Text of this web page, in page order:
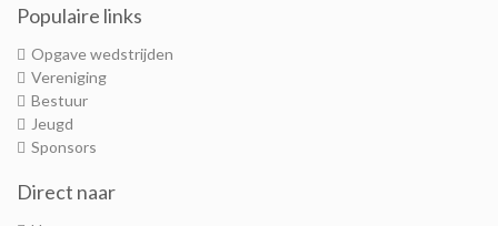
Populaire links
Opgave wedstrijden
Vereniging
Bestuur
Jeugd
Sponsors
Direct naar